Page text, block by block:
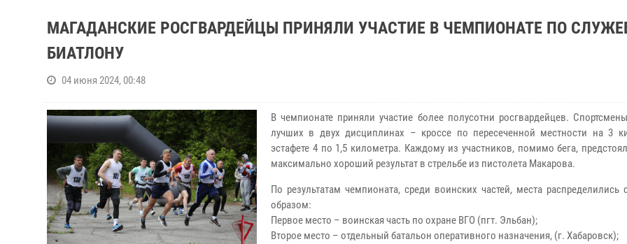
МАГАДАНСКИЕ РОСГВАРДЕЙЦЫ ПРИНЯЛИ УЧАСТИЕ В ЧЕМПИОНАТЕ ПО
БИАТЛОНУ
04 июня 2024, 00:48
В чемпионате приняли участие более полусотни росгвардейцев.
лучших в двух дисциплинах – кроссе по пересеченной местности на 3
эстафете 4 по 1,5 километра. Каждому из участников, помимо бега,
максимально хороший результат в стрельбе из пистолета Макарова.
По результатам чемпионата, среди воинских частей, места
образом:
Первое место – воинская часть по охране ВГО (пгт. Эльбан);
Второе место – отдельный батальон оперативного назначения, (г. Хабаровск);